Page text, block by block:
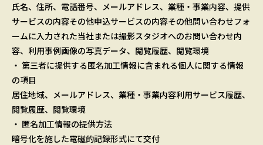
氏名、住所、電話番号、メールアドレス、業種・事業内容、提供
サービスの内容その他申込サービスの内容その他問い合わせフォ
ームに入力された当社または撮影スタジオへのお問い合わせ内
容、利用事例画像の写真データ、閲覧履歴、閲覧環境
・ 第三者に提供する匿名加工情報に含まれる個人に関する情報
の項目
居住地域、メールアドレス、業種・事業内容利用サービス履歴、
閲覧履歴、閲覧環境
・ 匿名加工情報の提供方法
暗号化を施した電磁的記録形式にて交付